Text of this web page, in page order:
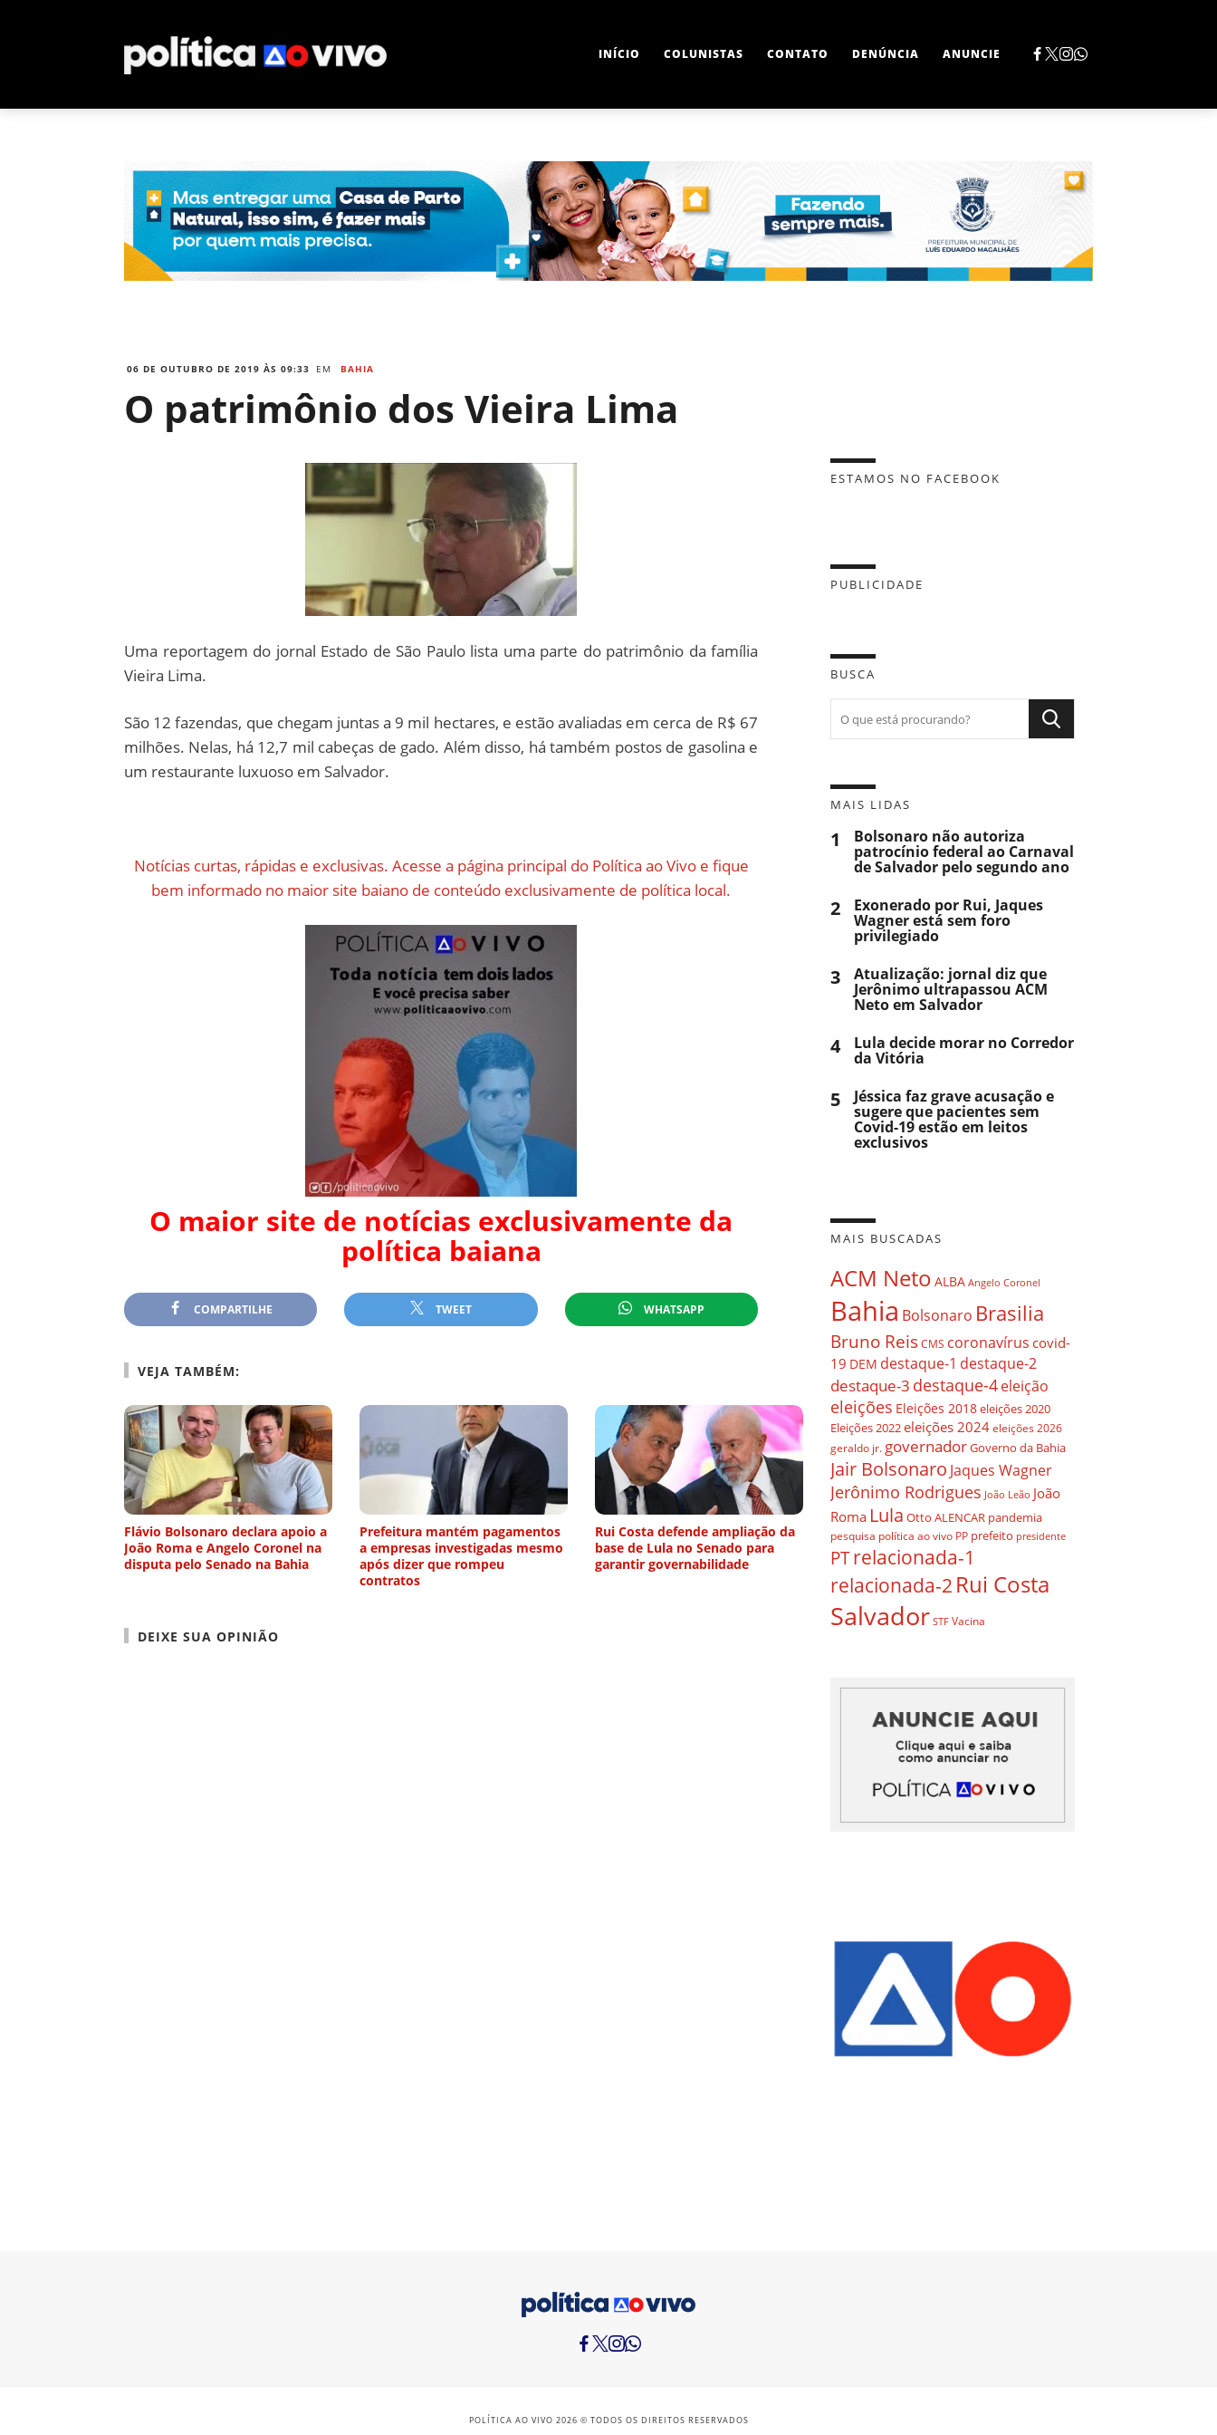
INÍCIO COLUNISTAS CONTATO DENÚNCIA ANUNCIE
06 DE OUTUBRO DE 2019 ÀS 09:33 EM BAHIA
O patrimônio dos Vieira Lima
Uma reportagem do jornal Estado de São Paulo lista uma parte do patrimônio da família
Vieira Lima.
São 12 fazendas, que chegam juntas a 9 mil hectares, e estão avaliadas em cerca de R$ 67
milhões. Nelas, há 12,7 mil cabeças de gado. Além disso, há também postos de gasolina e
um restaurante luxuoso em Salvador.
Notícias curtas, rápidas e exclusivas. Acesse a página principal do Política ao Vivo e fique
bem informado no maior site baiano de conteúdo exclusivamente de política local.
O maior site de notícias exclusivamente da
política baiana
COMPARTILHE TWEET WHATSAPP
VEJA TAMBÉM:
Flávio Bolsonaro declara apoio a
João Roma e Angelo Coronel na
disputa pelo Senado na Bahia
Prefeitura mantém pagamentos
a empresas investigadas mesmo
após dizer que rompeu
contratos
Rui Costa defende ampliação da
base de Lula no Senado para
garantir governabilidade
DEIXE SUA OPINIÃO
ESTAMOS NO FACEBOOK
PUBLICIDADE
BUSCA
MAIS LIDAS
1 Bolsonaro não autoriza
patrocínio federal ao Carnaval
de Salvador pelo segundo ano
2 Exonerado por Rui, Jaques
Wagner está sem foro
privilegiado
3 Atualização: jornal diz que
Jerônimo ultrapassou ACM
Neto em Salvador
4 Lula decide morar no Corredor
da Vitória
5 Jéssica faz grave acusação e
sugere que pacientes sem
Covid-19 estão em leitos
exclusivos
MAIS BUSCADAS
ACM Neto ALBA Angelo Coronel
Bahia Bolsonaro Brasilia
Bruno ReisCMS coronavírus covid-
19 DEM destaque-1 destaque-2
destaque-3 destaque-4eleição
eleições Eleições 2018eleições 2020
Eleições 2022eleições 2024 eleições 2026
geraldo jr. governadorGoverno da Bahia
Jair Bolsonaro Jaques Wagner
Jerônimo Rodrigues João Leão João
Roma Lula Otto ALENCAR pandemia
pesquisa política ao vivo PP prefeito presidente
PTrelacionada-1
relacionada-2 Rui Costa
Salvador STF Vacina
POLÍTICA AO VIVO 2026 © TODOS OS DIREITOS RESERVADOS